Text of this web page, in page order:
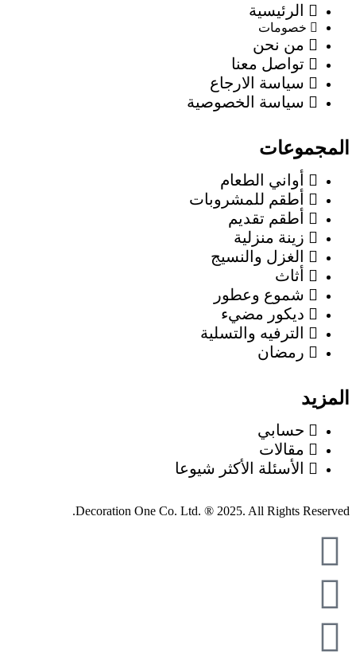
الرئيسية
خصومات
من نحن
تواصل معنا
سياسة الارجاع
سياسة الخصوصية
المجموعات
أواني الطعام
أطقم للمشروبات
أطقم تقديم
زينة منزلية
الغزل والنسيج
أثاث
شموع وعطور
ديكور مضيء
الترفيه والتسلية
رمضان
المزيد
حسابي
مقالات
الأسئلة الأكثر شيوعا
Decoration One Co. Ltd. ® 2025. All Rights Reserved.